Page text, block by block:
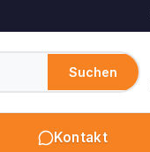
Suchen
Kontakt